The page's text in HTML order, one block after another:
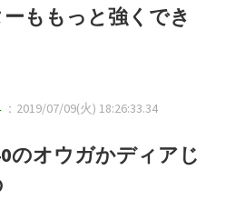
ももっと強くでき
：2019/07/09(火) 18:26:33.34
のオウガかディアじ